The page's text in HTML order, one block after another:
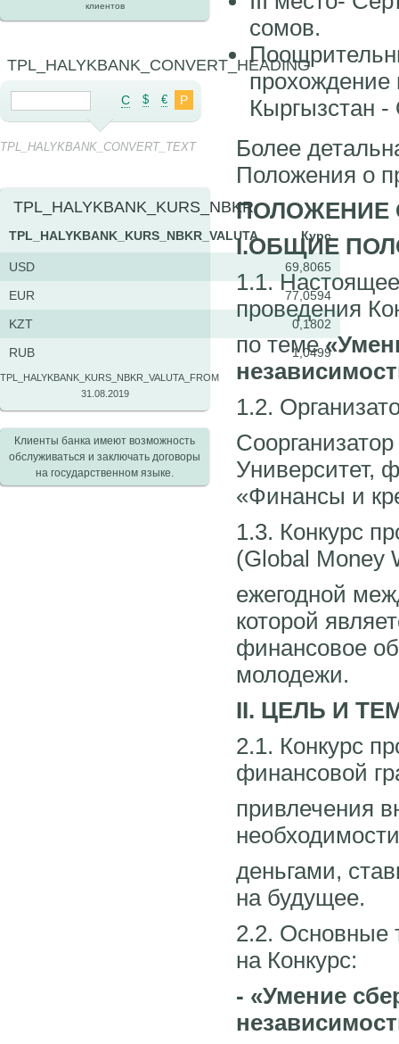
сомов.
Кыргызстан
Более
Положения о
ПОЛОЖЕНИЕ
I.ОБЩИЕ
1.1.
проведения
по теме
1.2.
Университет,
«Финансы и
1.3. Конкурс
(Global Money
ежегодной
которой
финансовое
молодежи.
II. ЦЕЛЬ И
2.1. Конкурс
финансовой
привлечения
деньгами,
на будущее.
2.2. Основные
на Конкурс:
- «Умение
клиентов
TPL_HALYKBANK_CONVERT_HEADING
C $ € Р
TPL_HALYKBANK_CONVERT_TEXT
TPL_HALYKBANK_KURS_NBKR
TPL_HALYKBANK_KURS_NBKR_VALUTA Курс
USD
69,8065
EUR
77,0594
KZT
0,1802
RUB
1,0499
TPL_HALYKBANK_KURS_NBKR_VALUTA_FROM
31.08.2019
Клиенты банка имеют возможность
обслуживаться и заключать договоры
на государственном языке.